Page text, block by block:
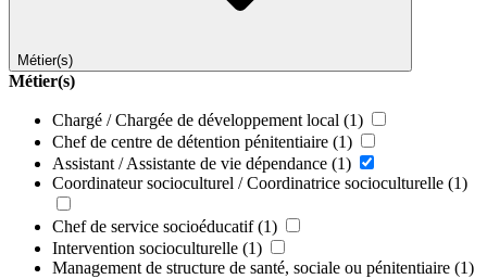
Métier(s)
Métier(s)
Chargé / Chargée de développement local (1)
Chef de centre de détention pénitentiaire (1)
Assistant / Assistante de vie dépendance (1)
Coordinateur socioculturel / Coordinatrice socioculturelle (1)
Chef de service socioéducatif (1)
Intervention socioculturelle (1)
Management de structure de santé, sociale ou pénitentiaire (1)